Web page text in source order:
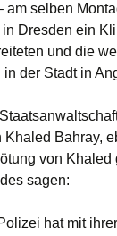
am selben
Dresden ein
und die
der Stadt in
Khaled Bahray,
von Khaled
sagen:
hat mit